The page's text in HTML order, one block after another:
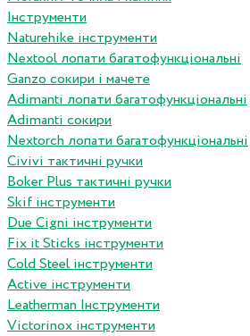
Інструменти
Naturehike інструменти
Nextool лопати багатофункціональні
Ganzo сокири і мачете
Adimanti лопати багатофункціональні
Adimanti сокири
Nextorch лопати багатофункціональні
Сivivi тактичні ручки
Boker Plus тактичні ручки
Skif інструменти
Due Cigni інструменти
Fix it Sticks інструменти
Сold Steel інструменти
Active інструменти
Leatherman Інструменти
Victorinox інструменти